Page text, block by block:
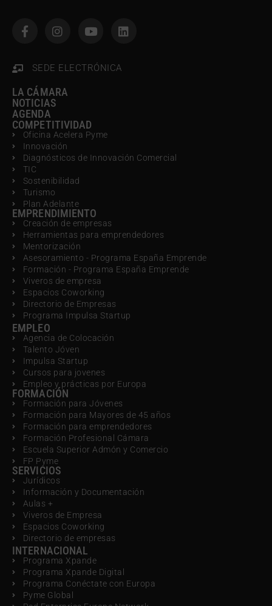
SEDE ELECTRÓNICA
LA CÁMARA
NOTICIAS
AGENDA
COMPETITIVIDAD
Oficina Acelera Pyme
Innovación
Diagnósticos de Innovación Comercial
TIC
Sostenibilidad
Turismo
Plan Adelante
EMPRENDIMIENTO
Creación de empresas
Herramientas para emprendedores
Mentorización
Asesoramiento - Programa España Emprende
Formación - Programa España Emprende
Viveros de empresa
Espacios Coworking
Directorio de Empresas
Programa Impulsa Startup
EMPLEO
Agencia de Colocación
Talento Jóven
Impulsa Startup
Cursos para jovenes
Empleo y prácticas por Europa
FORMACIÓN
Formación para Jóvenes
Formación para Mayores de 45 años
Formación para emprendedores
Formación Profesional Cámara
Escuela Superior Admón y Comercio
FP Pyme
SERVICIOS
Jurídicos
Información y Documentación
Aulas +
Viveros de Empresa
Espacios Coworking
Directorio de empresas
INTERNACIONAL
Programa Xpande
Programa Xpande Digital
Programa Conéctate con Europa
Pyme Global